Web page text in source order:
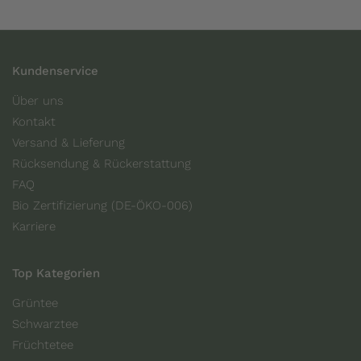
Kundenservice
Über uns
Kontakt
Versand & Lieferung
Rücksendung & Rückerstattung
FAQ
Bio Zertifizierung (DE-ÖKO-006)
Karriere
Top Kategorien
Grüntee
Schwarztee
Früchtetee